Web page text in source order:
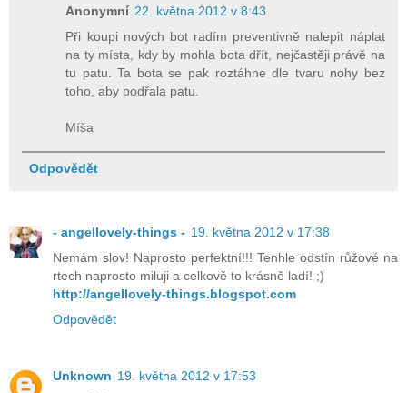
Anonymní 22. května 2012 v 8:43
Při koupi nových bot radím preventivně nalepit náplat
na ty místa, kdy by mohla bota dřít, nejčastěji právě na
tu patu. Ta bota se pak roztáhne dle tvaru nohy bez
toho, aby podřala patu.
Míša
Odpovědět
- angellovely-things - 19. května 2012 v 17:38
Nemám slov! Naprosto perfektní!!! Tenhle odstín růžové na
rtech naprosto miluji a celkově to krásně ladí! ;)
http://angellovely-things.blogspot.com
Odpovědět
Unknown 19. května 2012 v 17:53